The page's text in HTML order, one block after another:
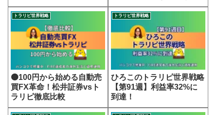
る世界戦略
トラリピ世界戦略
🟠100円から始める自動売
買FX革命！松井証券vsト
ラリピ徹底比較
トラリピ世界戦略
ひろこのトラリピ世界戦略
【第91週】利益率32%に
到達！